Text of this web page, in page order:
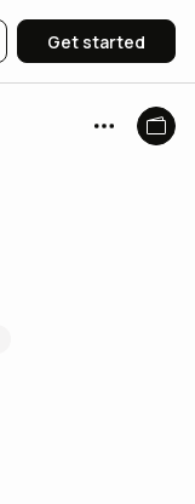
Get started